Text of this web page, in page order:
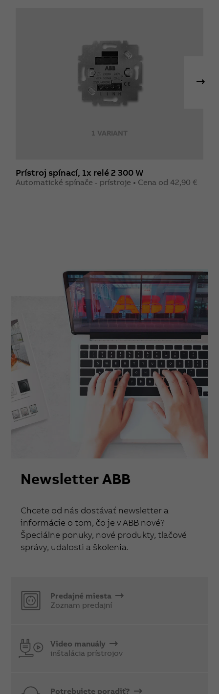
1 VARIANT
Prístroj spínací, 1x relé 2 300 W
Automatické spínače - prístroje • Cena od 42,90 €
Newsletter ABB
Chcete od nás dostávať newsletter a
informácie o tom, čo je v ABB nové?
Špeciálne ponuky, nové produkty, tlačové
správy, udalosti a školenia.
Predajné miesta
Zoznam predajní
Video manuály
inštalácia prístrojov
Potrebujete poradiť?